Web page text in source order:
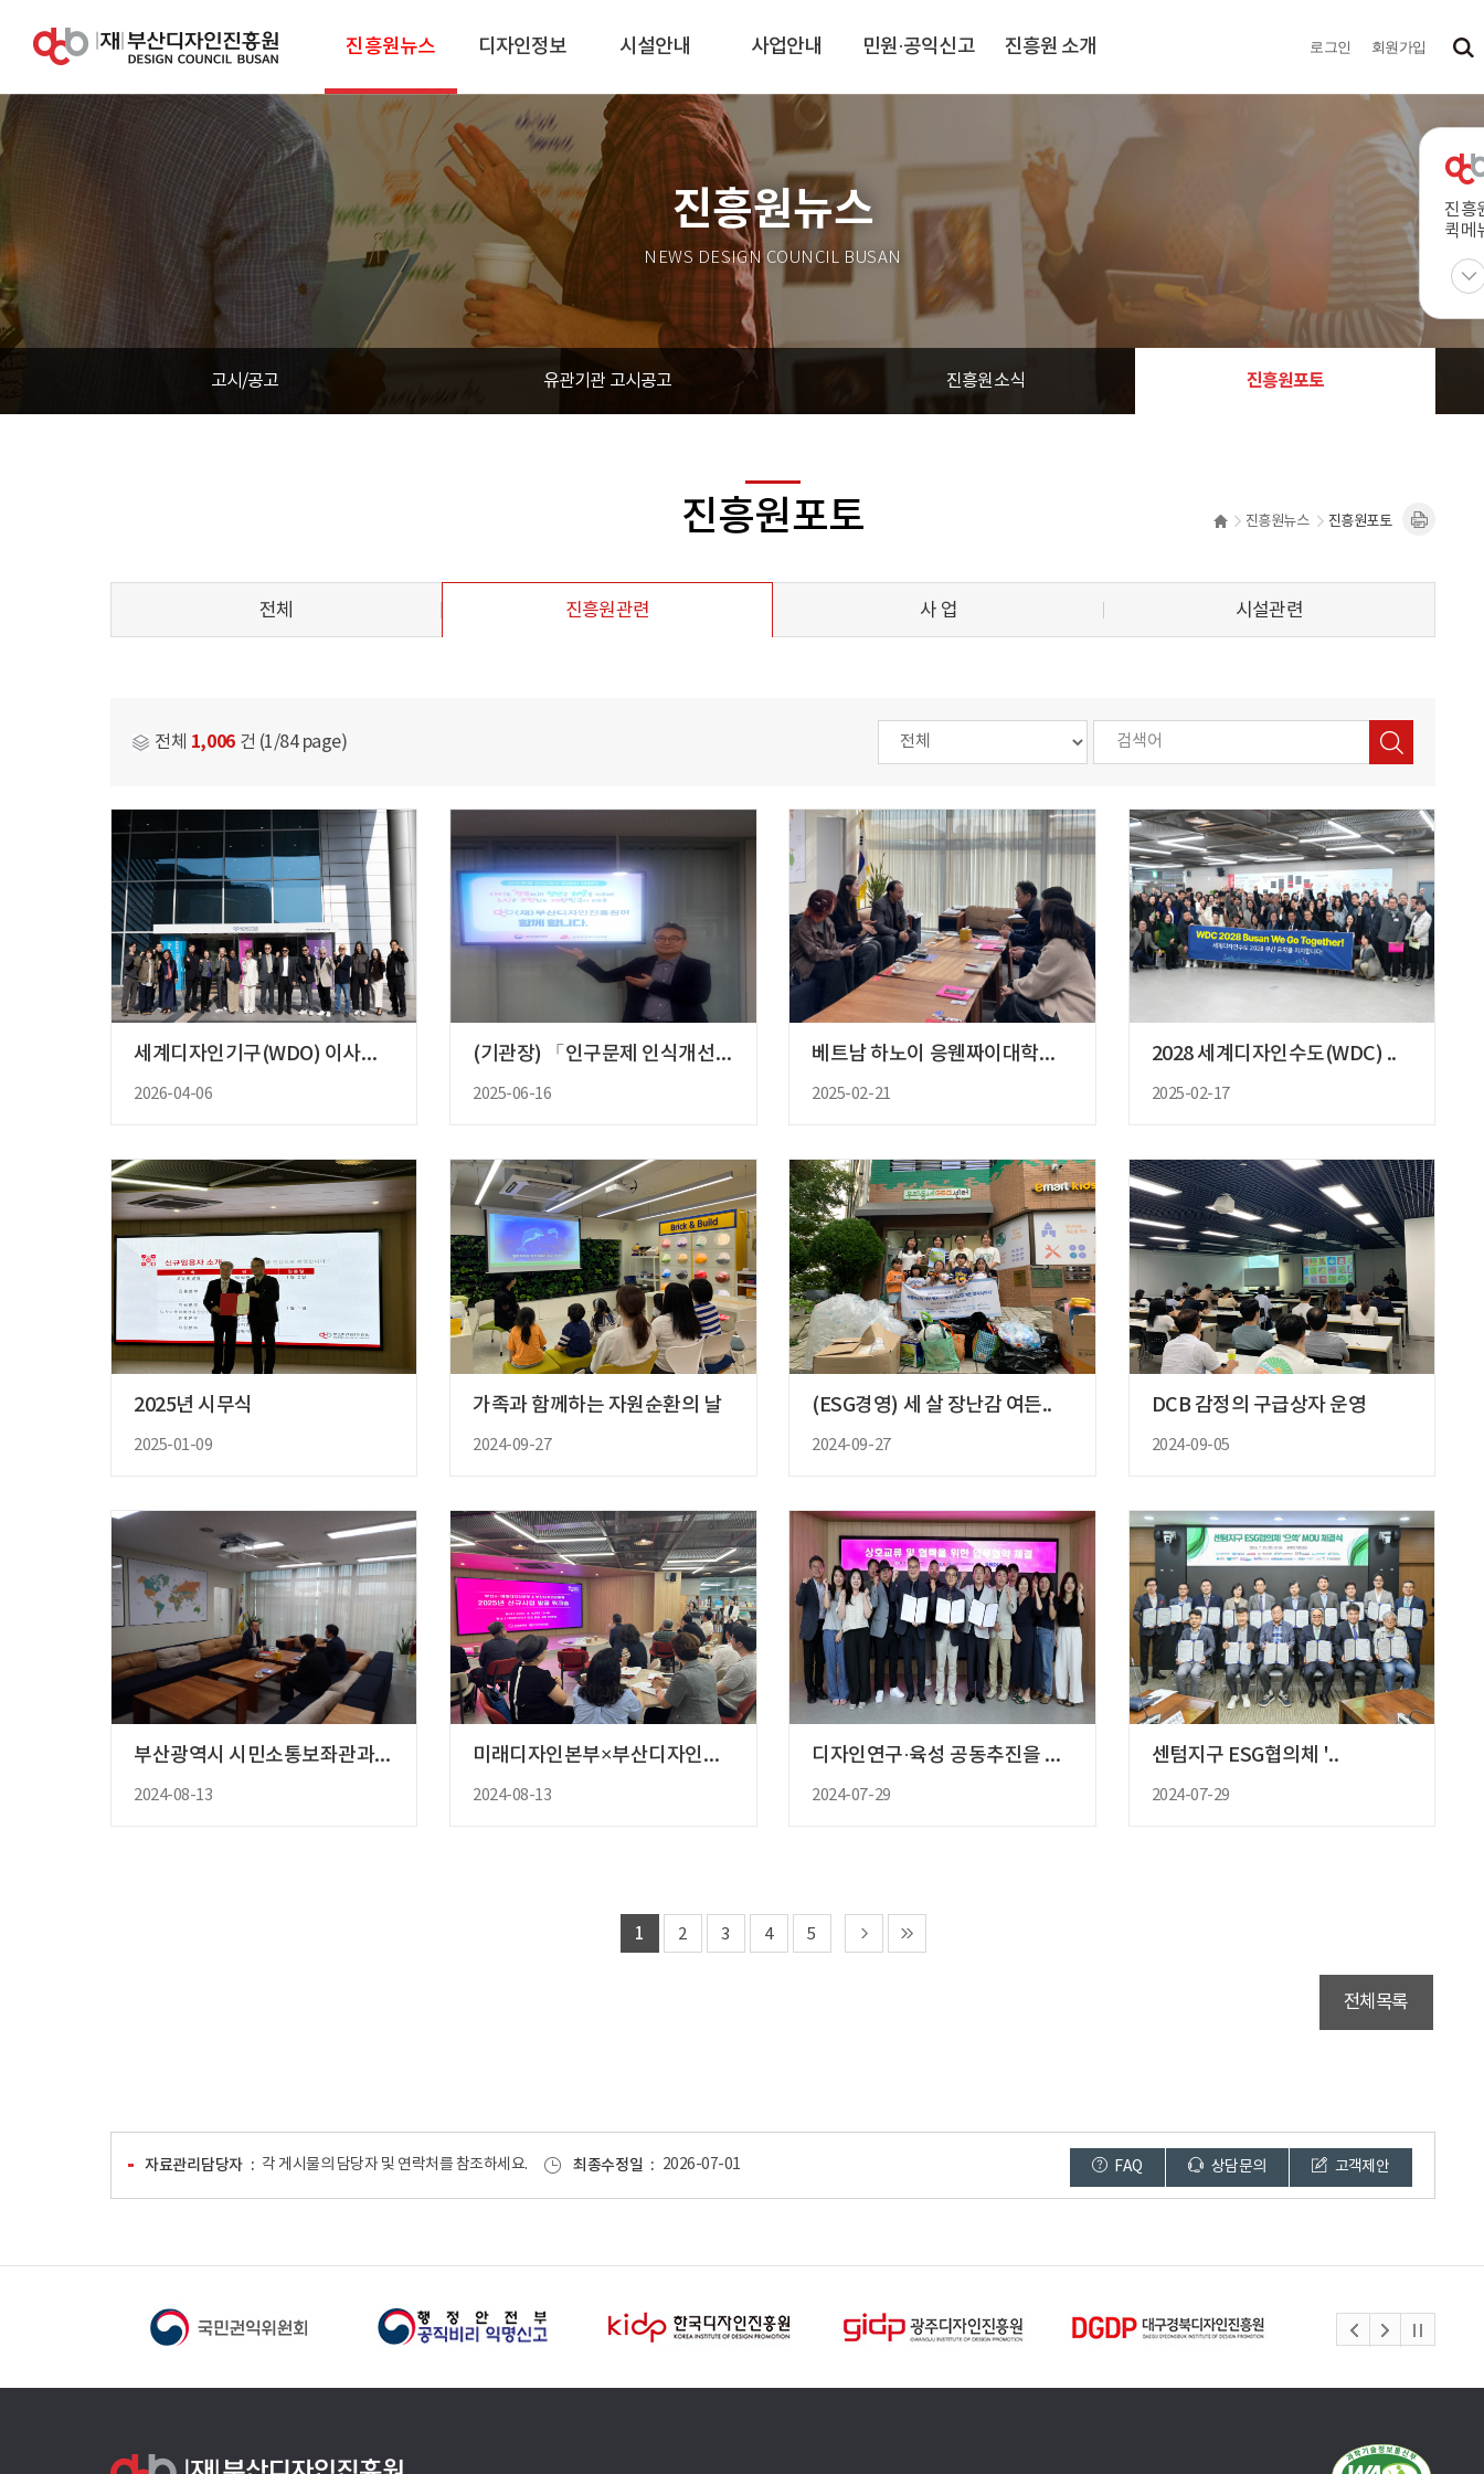
진흥원뉴스 디자인정보 시설안내 사업안내 민원·공익신고 진흥원 소개 로그인 회원가입
진흥
퀵메
진흥원뉴스
NEWS DESIGN COUNCIL BUSAN
고시/공고 유관기관 고시공고 진흥원소식 진흥원포토
진흥원포토 진흥원뉴스 진흥원포토
전체 진흥원관련 사 업 시설관련
전체 1,006 건 (1/84 page)
세계디자인기구(WDO) 이사회 부..
2026-04-06
(기관장) 「인구문제 인식개선을 ..
2025-06-16
베트남 하노이 응웬짜이대학교 총장..
2025-02-21
2028 세계디자인수도(WDC) ..
2025-02-17
2025년 시무식
2025-01-09
가족과 함께하는 자원순환의 날
2024-09-27
(ESG경영) 세 살 장난감 여든..
2024-09-27
DCB 감정의 구급상자 운영
2024-09-05
부산광역시 시민소통보좌관과의 차담..
2024-08-13
미래디자인본부×부산디자인진흥원 신..
2024-08-13
디자인연구·육성 공동추진을 위한 ..
2024-07-29
센텀지구 ESG협의체 '..
2024-07-29
1 2 3 4 5
전체목록
자료관리담당자 각 게시물의 담당자 및 연락처를 참조하세요. 최종수정일 2026-07-01 FAQ 상담문의 고객제안